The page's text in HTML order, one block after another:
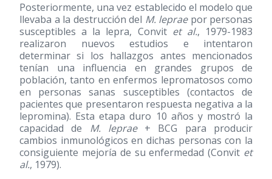
Posteriormente, una vez establecido el modelo que
llevaba a la destrucción del M. lepraepor personas
susceptibles a la lepra, Convit et al., 1979-1983
realizaron nuevos estudios e intentaron
determinar si los hallazgos antes mencionados
tenían una influencia en grandes grupos de
población, tanto en enfermos lepromatosos como
en personas sanas susceptibles (contactos de
pacientes que presentaron respuesta negativa a la
lepromina). Esta etapa duro 10 años y mostró la
capacidad de M. leprae+ BCG para producir
cambios inmunológicos en dichas personas con la
consiguiente mejoría de su enfermedad (Convit et
al., 1979).